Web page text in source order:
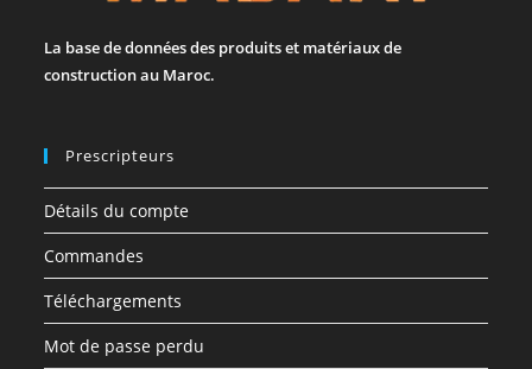
La base de données des produits et matériaux de
construction au Maroc.
Prescripteurs
Détails du compte
Commandes
Téléchargements
Mot de passe perdu